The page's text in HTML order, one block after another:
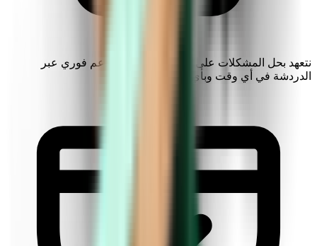
نتعهد بحل المشكلات على الفور. احصل على دعم فوري عبر
الدردشة في أي وقت وبأي لغة.